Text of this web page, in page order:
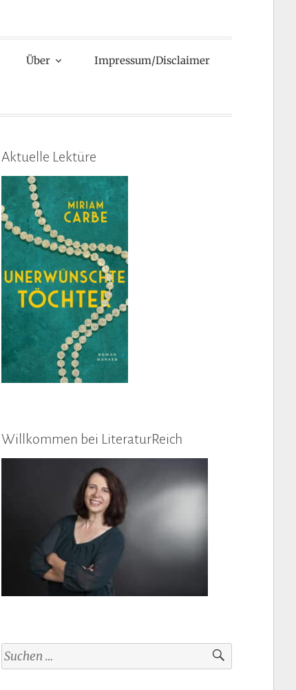
Über Impressum/Disclaimer
Aktuelle Lektüre
Willkommen bei LiteraturReich
Suchen
nach: